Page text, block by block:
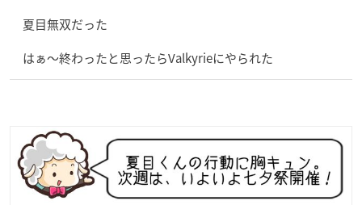
夏目無双だった
はぁ〜終わったと思ったらValkyrieにやられた